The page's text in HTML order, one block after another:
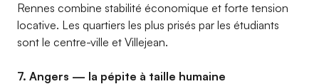
Rennes combine stabilité économique et forte tension
locative. Les quartiers les plus prisés par les étudiants
sont le centre-ville et Villejean.
7. Angers — la pépite à taille humaine